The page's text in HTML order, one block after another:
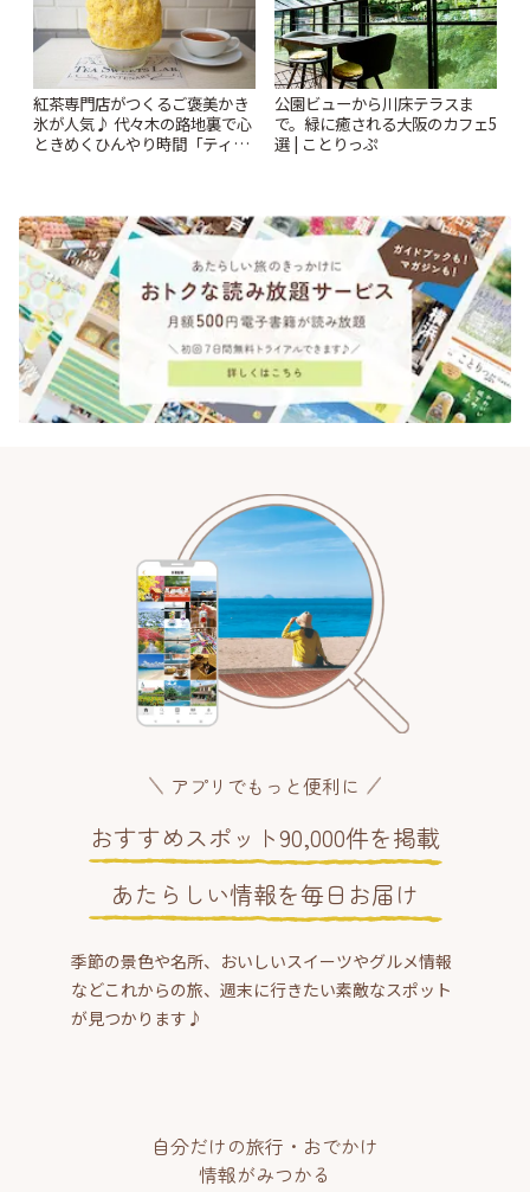
紅茶専門店がつくるご褒美かき
氷が人気♪ 代々木の路地裏で心
ときめくひんやり時間「ティー
公園ビューから川床テラスま
で。緑に癒される大阪のカフェ5
選 | ことりっぷ
アプリでもっと便利に
おすすめスポット90,000件を掲載
あたらしい情報を毎日お届け
季節の景色や名所、おいしいスイーツやグルメ情報
などこれからの旅、週末に行きたい素敵なスポット
が見つかります♪
自分だけの旅行・おでかけ
情報がみつかる